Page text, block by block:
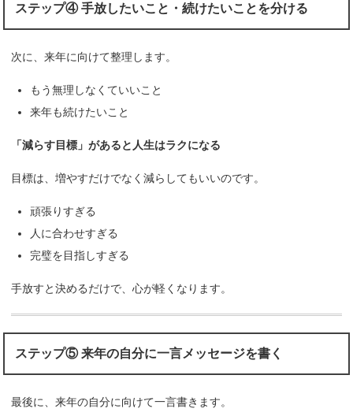
ステップ④ 手放したいこと・続けたいことを分ける
次に、来年に向けて整理します。
もう無理しなくていいこと
来年も続けたいこと
「減らす目標」があると人生はラクになる
目標は、増やすだけでなく減らしてもいいのです。
頑張りすぎる
人に合わせすぎる
完璧を目指しすぎる
手放すと決めるだけで、心が軽くなります。
ステップ⑤ 来年の自分に一言メッセージを書く
最後に、来年の自分に向けて一言書きます。